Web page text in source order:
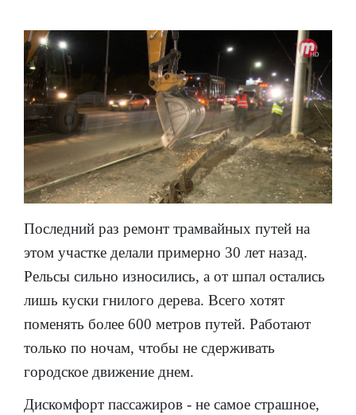
Последний раз ремонт трамвайных путей на
этом участке делали примерно 30 лет назад.
Рельсы сильно износились, а от шпал остались
лишь куски гнилого дерева. Всего хотят
поменять более 600 метров путей. Работают
только по ночам, чтобы не сдерживать
городское движение днем.
Дискомфорт пассажиров - не самое страшное,